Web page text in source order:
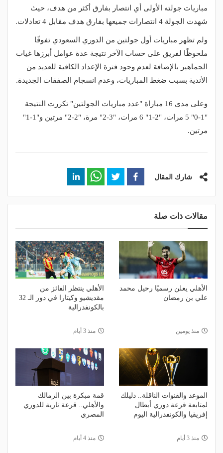
مباريات جولته الأولى أي انتصار بفارق أكثر من هدف، حيث
شهدت الجولة 4 انتصارات جميعها بفارق هدف مقابل 4 تعادلات.
ولم تظهر مباريات أول جولتين من الدوري السعودي تفوقًا
ملحوظًا لفريق على حساب الآخر نتيجة عدة عوامل أبرزها غياب
الجماهير بالإضافة لعدم وجود فترة الإعداد الكافية للعديد من
الأندية بسبب ضغط المباريات، وعدم انسجام الصفقات الجديدة.
وعلى مدى 16 مباراة "عدد مباريات الجولتين" تكررت النتيجة
"1-0" 5 مرات، "2-1" 6 مرات، "3-2" مرة، "2-2" مرتين و"1-1"
مرتين.
شارك المقال
مقالات ذات صلة
الأهلي يعلن رسميًا رحيل محمد
علي بن رمضان
منذ يومين
الأهلي ينتظر الفائز من
مقديشيو وكيتارا في دور الـ 32
بالكونفدرالية
منذ 3 أيام
الموعد والقنوات الناقلة.. دليلك
لمتابعة قرعة دوري أبطال
إفريقيا والكونفدرالية اليوم
منذ 3 أيام
قمة مبكرة بين الزمالك
والأهلي.. قرعة نارية للدوري
المصري
منذ 4 أيام